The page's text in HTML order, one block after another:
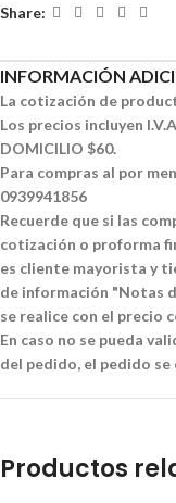
Share:
INFORMACIÓN
La cotización de
Los precios incluyen
DOMICILIO $60.
Para compras al por
0939941856
Recuerde que si las
cotización o proforma
es cliente mayorista y
de información "Notas
se realice con el precio
En caso no se pueda
del pedido, el pedido se
Productos